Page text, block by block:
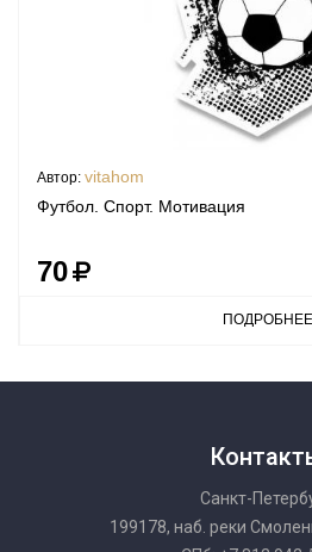
Автор: vitahom
Футбол. Спорт. Мотивация
70
ПОДРОБНЕЕ
Санкт-
199178, наб. реки